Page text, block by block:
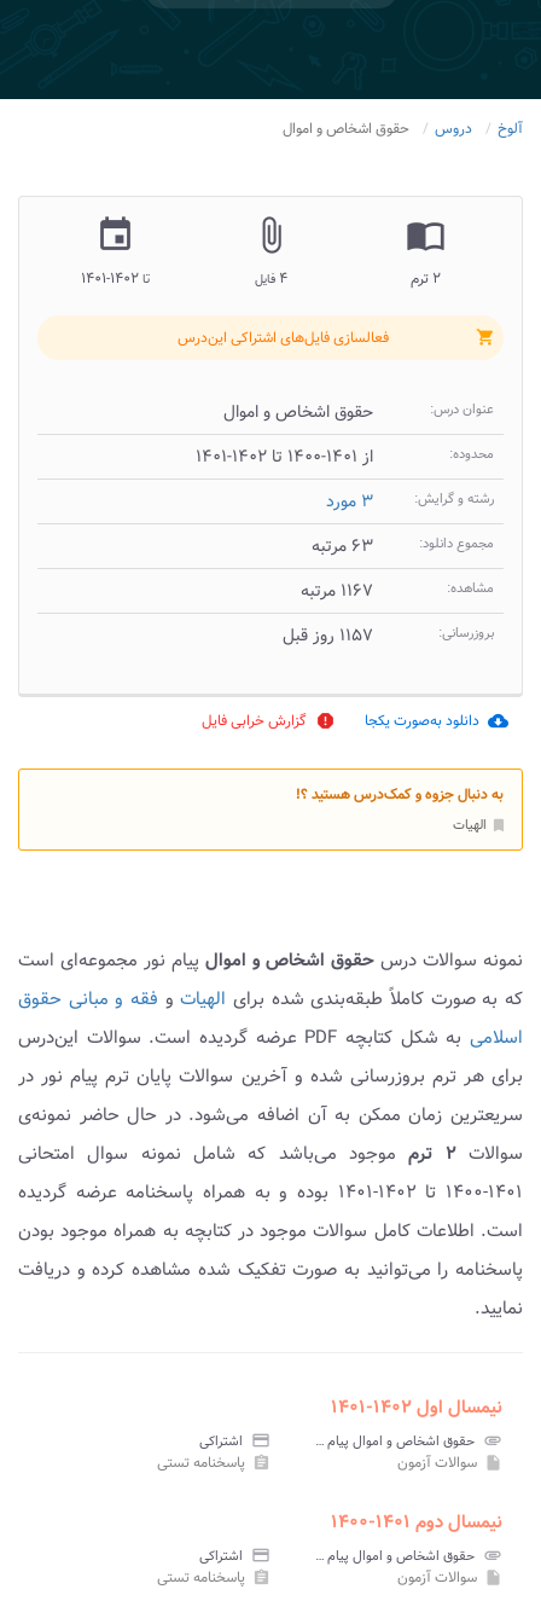
آلوخ دروس حقوق اشخاص و اموال
import_contacts
۲ ترم
attach_file
۴ فایل
insert_invitation
تا۱۴۰۲-۱۴۰۱
shopping_cart فعالسازی فایل‌های اشتراکی این‌درس
عنوان درس: حقوق اشخاص و اموال
محدوده: از ۱۴۰۱-۱۴۰۰ تا ۱۴۰۲-۱۴۰۱
رشته و گرایش: ۳ مورد
مجموع دانلود: ۶۳ مرتبه
مشاهده: ۱۱۶۷ مرتبه
بروزرسانی: ۱۱۵۷ روز قبل
cloud_download دانلود به‌صورت یکجا report گزارش خرابی فایل
به دنبال جزوه و کمک‌درس هستید ؟!
الهیات
نمونه سوالات درس حقوق اشخاص و اموال پیام نور مجموعه‌ای است
که به صورت کاملاً طبقه‌بندی شده برای الهیاتو فقه و مبانی حقوق
اسلامی
به شکل کتابچه PDF عرضه گردیده است. سوالات این‌درس
برای هر ترم بروزرسانی شده و آخرین سوالات پایان ترم پیام نور در
سریعترین زمان ممکن به آن اضافه می‌شود. در حال حاضر نمونه‌ی
سوالات۲ ترم
موجود می‌باشد که شامل نمونه سوال امتحانی
۱۴۰۱-۱۴۰۰ تا ۱۴۰۲-۱۴۰۱ بوده و به همراه پاسخنامه عرضه گردیده
است. اطلاعات کامل سوالات موجود در کتابچه به همراه موجود بودن
پاسخنامه را می‌توانید به صورت تفکیک شده مشاهده کرده و دریافت
نمایید.
نیمسال اول ۱۴۰۲-۱۴۰۱
attachment حقوق اشخاص و اموال پیام نور credit_card اشتراکی
insert_drive_file سوالات آزمون assignment پاسخنامه تستی
نیمسال دوم ۱۴۰۱-۱۴۰۰
attachment حقوق اشخاص و اموال پیام نور credit_card اشتراکی
insert_drive_file سوالات آزمون assignment پاسخنامه تستی